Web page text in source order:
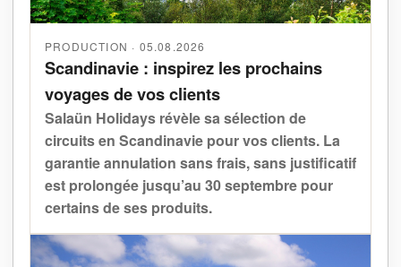
PRODUCTION · 05.08.2026
Scandinavie : inspirez les prochains
voyages de vos clients
Salaün Holidays révèle sa sélection de
circuits en Scandinavie pour vos clients. La
garantie annulation sans frais, sans justificatif
est prolongée jusqu’au 30 septembre pour
certains de ses produits.